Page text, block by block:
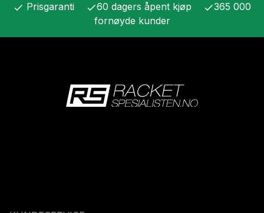
check Prisgaranti check60 dagers åpent kjøp check365 000
fornøyde kunder